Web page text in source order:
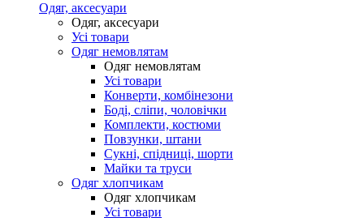
Одяг, аксесуари
Одяг, аксесуари
Усі товари
Одяг немовлятам
Одяг немовлятам
Усі товари
Конверти, комбінезони
Боді, сліпи, чоловічки
Комплекти, костюми
Повзунки, штани
Сукні, спідниці, шорти
Майки та труси
Одяг хлопчикам
Одяг хлопчикам
Усі товари